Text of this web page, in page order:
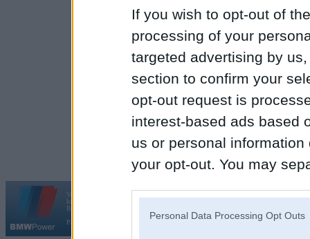
If you wish to opt-out of
processing of your
targeted advertising by
section to confirm your
opt-out request is
interest-based ads based
us or personal
your opt-out. You may
Personal Data Processing Opt Outs
Tel. 29468046
Veel viskautko var
Vortāls BMWPower.lv darbojas
kopš 2002. gada 14. maija. Tas nav auto klubs un nav saistīts ar
BMW AG.
Par BMWPower